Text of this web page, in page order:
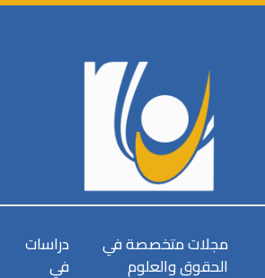
مجلات متخصصة في
الحقوق والعلوم
دراسات
في